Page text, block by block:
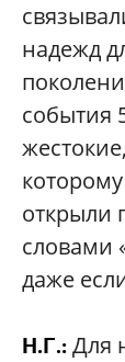
надежд
события
открыли
словами
даже
Н.Г.:Для